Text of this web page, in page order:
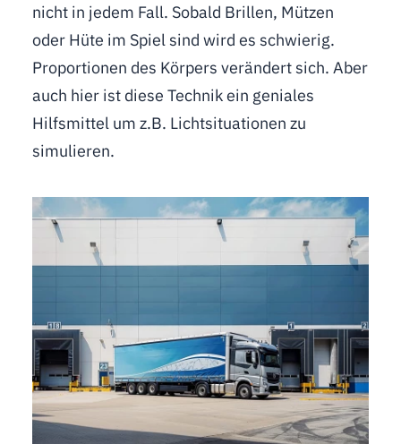
nicht in jedem Fall. Sobald Brillen, Mützen
oder Hüte im Spiel sind wird es schwierig.
Proportionen des Körpers verändert sich. Aber
auch hier ist diese Technik ein geniales
Hilfsmittel um z.B. Lichtsituationen zu
simulieren.